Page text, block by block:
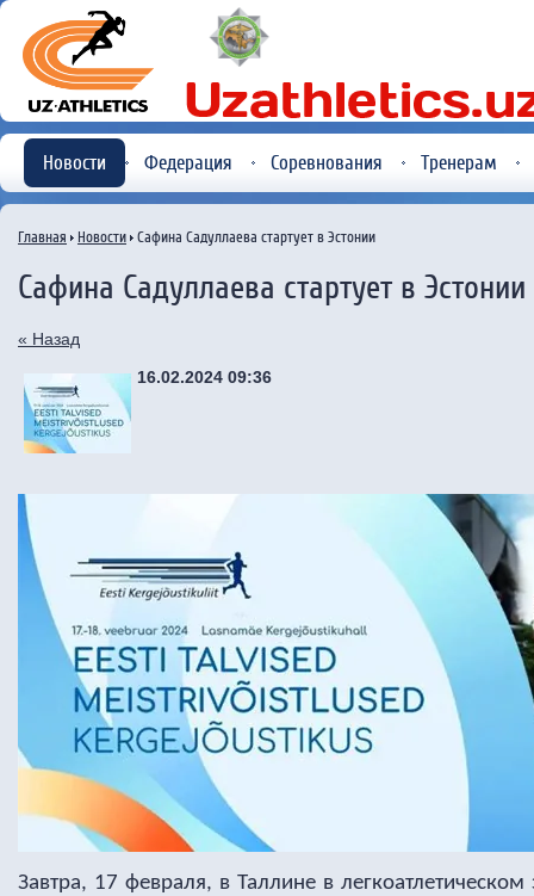
Новости Федерация Соревнования Тренерам
Главная Новости Сафина Садуллаева стартует в Эстонии
Сафина Садуллаева стартует в Эстонии
« Назад
16.02.2024 09:36
Завтра, 17 февраля, в Таллине в